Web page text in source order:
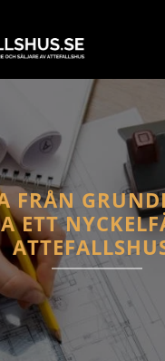
FRÅN
ETT